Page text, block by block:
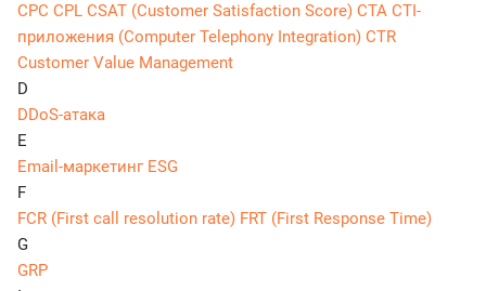
CPC CPL CSAT (Customer Satisfaction Score) CTA CTI-
приложения (Computer Telephony Integration) CTR
Customer Value Management
D
DDoS-атака
E
Email-маркетинг ESG
F
FCR (First call resolution rate) FRT (First Response Time)
G
GRP